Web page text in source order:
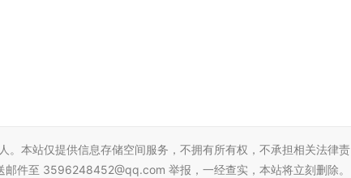
。本站仅提供信息存储空间服务，不拥有所有权，不承担相关法律责
件至 3596248452@qq.com 举报，一经查实，本站将立刻删除。